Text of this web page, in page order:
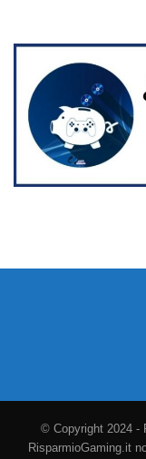
© Copyright 2024 -
RisparmioGaming.it